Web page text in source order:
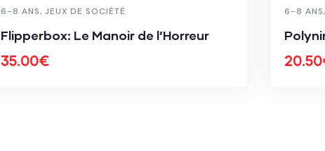
6-8 ANS,JEUX DE SOCIÉTÉ
Flipperbox: Le Manoir de l’Horreur
35.00€
6-8 ANS,
20.50